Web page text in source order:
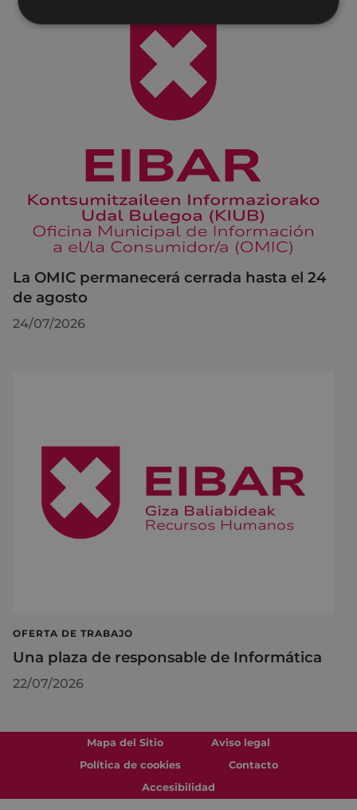
La OMIC permanecerá cerrada hasta el 24
de agosto
24/07/2026
OFERTA DE TRABAJO
Una plaza de responsable de Informática
22/07/2026
Mapa del Sitio
Aviso legal
Política de cookies
Contacto
Accesibilidad